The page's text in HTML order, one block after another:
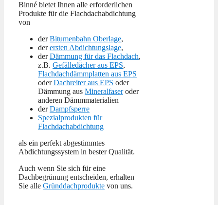
Binné bietet Ihnen alle erforderlichen
Produkte für die Flachdachabdichtung
von
derBitumenbahn Oberlage,
derersten Abdichtungslage,
derDämmung für das Flachdach,
z.B. Gefälledächer aus EPS,
Flachdachdämmplatten aus EPS
oderDachreiter aus EPS oder
Dämmung aus Mineralfaseroder
anderen Dämmmaterialien
derDampfsperre
Spezialprodukten für
Flachdachabdichtung
als ein perfekt abgestimmtes
Abdichtungssystem in bester Qualität.
Auch wenn Sie sich für eine
Dachbegrünung entscheiden, erhalten
Sie alle Gründdachprodukte von uns.